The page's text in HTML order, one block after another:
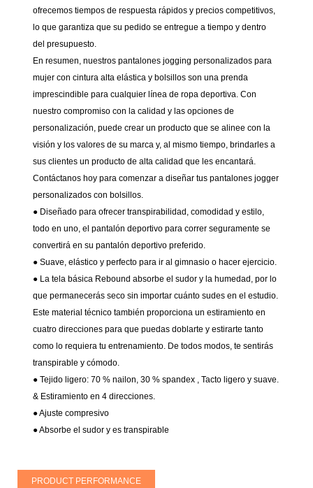
ofrecemos tiempos de respuesta rápidos y precios competitivos,
lo que garantiza que su pedido se entregue a tiempo y dentro
del presupuesto.
En resumen, nuestros pantalones jogging personalizados para
mujer con cintura alta elástica y bolsillos son una prenda
imprescindible para cualquier línea de ropa deportiva. Con
nuestro compromiso con la calidad y las opciones de
personalización, puede crear un producto que se alinee con la
visión y los valores de su marca y, al mismo tiempo, brindarles a
sus clientes un producto de alta calidad que les encantará.
Contáctanos hoy para comenzar a diseñar tus pantalones jogger
personalizados con bolsillos.
● Diseñado para ofrecer transpirabilidad, comodidad y estilo,
todo en uno, el pantalón deportivo para correr seguramente se
convertirá en su pantalón deportivo preferido.
● Suave, elástico y perfecto para ir al gimnasio o hacer ejercicio.
● La tela básica Rebound absorbe el sudor y la humedad, por lo
que permanecerás seco sin importar cuánto sudes en el estudio.
Este material técnico también proporciona un estiramiento en
cuatro direcciones para que puedas doblarte y estirarte tanto
como lo requiera tu entrenamiento. De todos modos, te sentirás
transpirable y cómodo.
● Tejido ligero: 70 % nailon, 30 % spandex , Tacto ligero y suave.
& Estiramiento en 4 direcciones.
● Ajuste compresivo
●Absorbe el sudor y es transpirable
PRODUCT PERFORMANCE